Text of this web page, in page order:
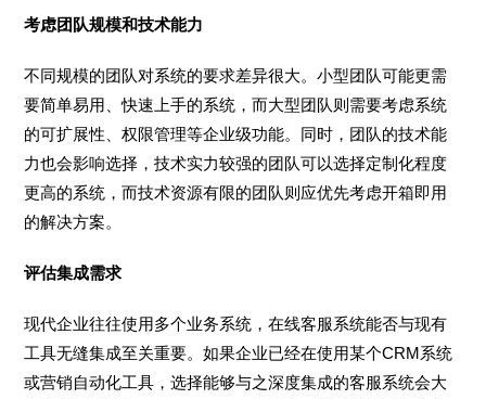
考虑团队规模和技术能力
不同规模的团队对系统的要求差异很大。小型团队可能更需
要简单易用、快速上手的系统，而大型团队则需要考虑系统
的可扩展性、权限管理等企业级功能。同时，团队的技术能
力也会影响选择，技术实力较强的团队可以选择定制化程度
更高的系统，而技术资源有限的团队则应优先考虑开箱即用
的解决方案。
评估集成需求
现代企业往往使用多个业务系统，在线客服系统能否与现有
工具无缝集成至关重要。如果企业已经在使用某个CRM系统
或营销自动化工具，选择能够与之深度集成的客服系统会大